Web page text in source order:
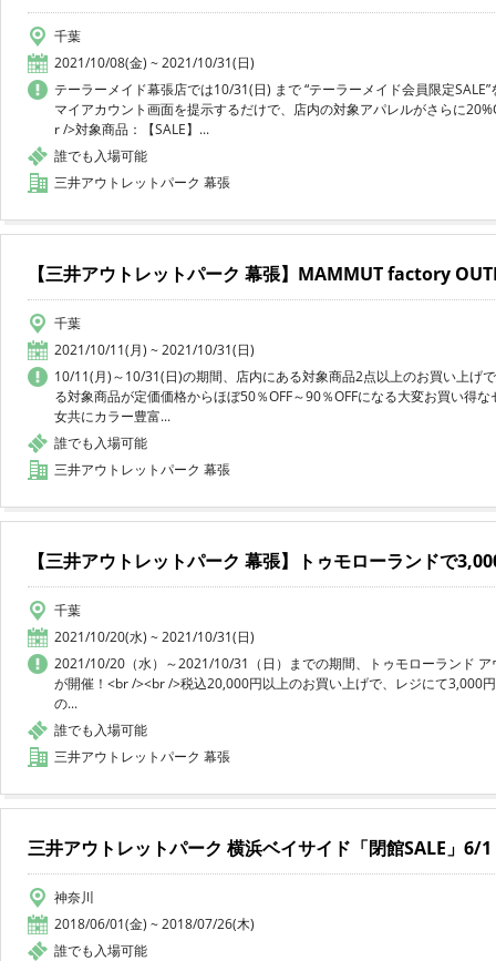
千葉
2021/10/08(金) ~ 2021/10/31(日)
テーラーメイド幕張店では10/31(日) まで “テーラーメイド会員限定
マイアカウント画面を提示するだけで、店内の対象アパレルがさらに
r />対象商品：【SALE】...
誰でも入場可能
三井アウトレットパーク 幕張
【三井アウトレットパーク 幕張】MAMMUT factory
千葉
2021/10/11(月) ~ 2021/10/31(日)
10/11(月)～10/31(日)の期間、店内にある対象商品2点以上のお買い上げ
る対象商品が定価価格からほぼ50％OFF～90％OFFになる大変お買い得
女共にカラー豊富...
誰でも入場可能
三井アウトレットパーク 幕張
【三井アウトレットパーク 幕張】トゥモローランドで
千葉
2021/10/20(水) ~ 2021/10/31(日)
2021/10/20（水）～2021/10/31（日）までの期間、トゥモローランド ア
が開催！<br /><br />税込20,000円以上のお買い上げで、レジにて3,000
の...
誰でも入場可能
三井アウトレットパーク 幕張
三井アウトレットパーク 横浜ベイサイド「閉館SALE」6/
神奈川
2018/06/01(金) ~ 2018/07/26(木)
誰でも入場可能